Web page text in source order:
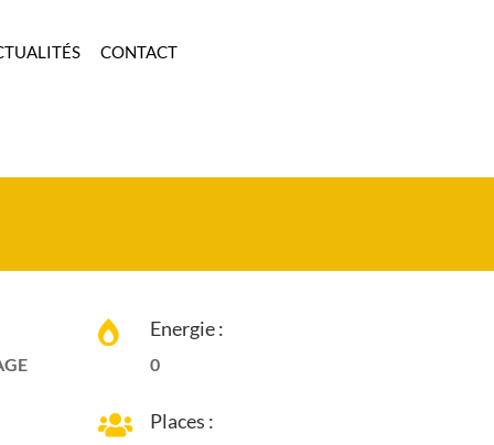
CONTACT
 Energie :
0
 Places :